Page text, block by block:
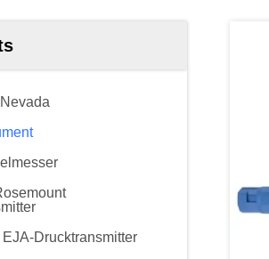
Drucktransmitter